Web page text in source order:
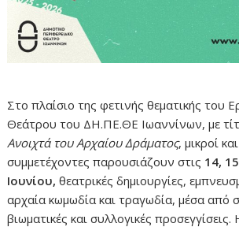
Στο πλαίσιο της φετινής θεματικής του
Θεάτρου του ΔΗ.ΠΕ.ΘΕ Ιωαννίνων, με
Ανοιχτά του Αρχαίου Δράματος, μικροί
συμμετέχοντες παρουσιάζουν στις 14,
Ιουνίου,θεατρικές δημιουργίες,
αρχαία κωμωδία και τραγωδία, μέσα από
βιωματικές και συλλογικές προσεγγίσεις.